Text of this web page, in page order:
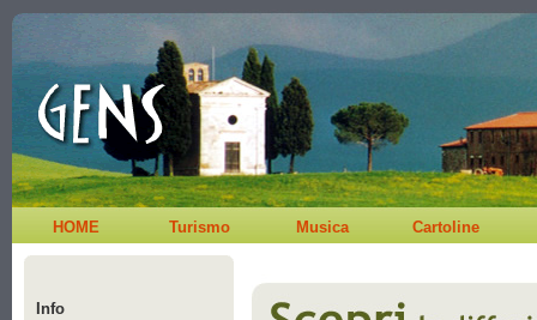
HOME Turismo Musica Cartoline
Info